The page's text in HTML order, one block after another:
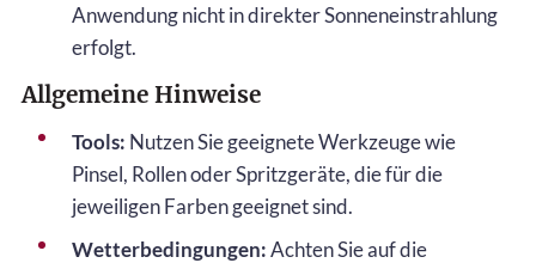
Anwendung nicht in direkter Sonneneinstrahlung
erfolgt.
Allgemeine Hinweise
Tools: Nutzen Sie geeignete Werkzeuge wie
Pinsel, Rollen oder Spritzgeräte, die für die
jeweiligen Farben geeignet sind.
Wetterbedingungen:Achten Sie auf die